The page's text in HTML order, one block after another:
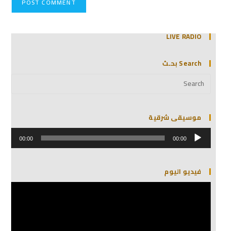
LIVE RADIO
Search بحـث
موسيقى شرقية
مشغل
الصوت 00:00
00:00
فيديو اليوم
مشغل